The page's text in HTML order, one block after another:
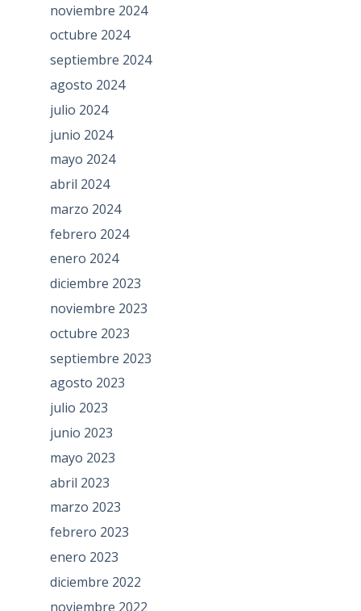
noviembre 2024
octubre 2024
septiembre 2024
agosto 2024
julio 2024
junio 2024
mayo 2024
abril 2024
marzo 2024
febrero 2024
enero 2024
diciembre 2023
noviembre 2023
octubre 2023
septiembre 2023
agosto 2023
julio 2023
junio 2023
mayo 2023
abril 2023
marzo 2023
febrero 2023
enero 2023
diciembre 2022
noviembre 2022